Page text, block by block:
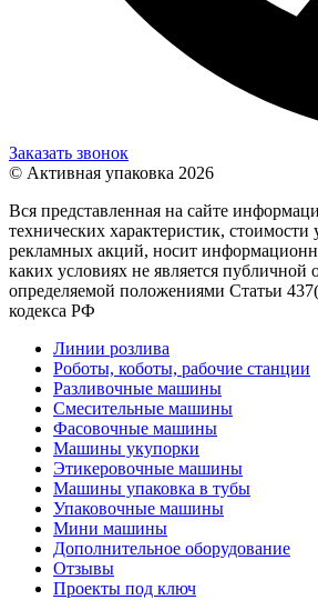
Заказать звонок
© Активная упаковка 2026
Вся представленная на сайте
технических характеристик, стоимости
рекламных акций, носит
каких условиях не является публичной
определяемой положениями Статьи
кодекса РФ
Линии розлива
Роботы, коботы, рабочие станции
Разливочные машины
Смесительные машины
Фасовочные машины
Машины укупорки
Этикеровочные машины
Машины упаковка в тубы
Упаковочные машины
Мини машины
Дополнительное оборудование
Отзывы
Проекты под ключ